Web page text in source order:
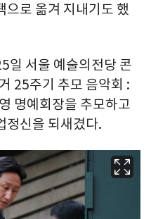
으로 옮겨 지내기도 했
일 서울 예술의전당 콘
25주기 추모 음악회 :
명예회장을 추모하고
정신을 되새겼다.